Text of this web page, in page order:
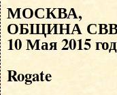
МОСКВА,
ОБЩИНА
10 Мая 2015
Rogate